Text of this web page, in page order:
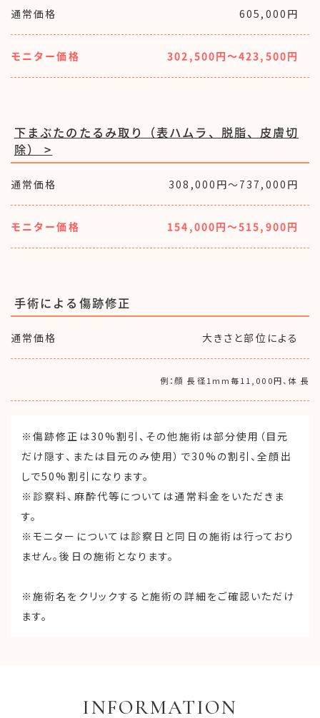
通常価格 605,000円
モニター価格 302,500円〜423,500円
下まぶたのたるみ取り（表ハムラ、脱脂、皮膚切
除） >
通常価格 308,000円〜737,000円
モニター価格 154,000円〜515,900円
手術による傷跡修正
通常価格 大きさと部位による
例：顔 長径1mm毎11,000円、体 長
※傷跡修正は30%割引、その他施術は部分使用（目元
だけ隠す、または目元のみ使用）で30%の割引、全顔出
しで50%割引になります。
※診察料、麻酔代等については通常料金をいただきま
す。
※モニターについては診察日と同日の施術は行っており
ません。後日の施術となります。
※施術名をクリックすると施術の詳細をご確認いただけ
ます。
INFORMATION